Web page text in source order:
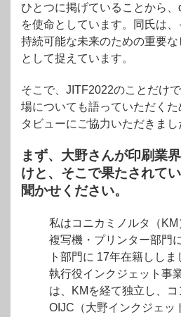
ひとつに掲げていることから
を使命としています。同氏は
持続可能な未来のための重要
として捉えています。
そこで、JITF2022のことだけ
場についても語っていただく
タビューにご協力いただきまし
まず、大野さんが印刷業
けと、そこで果たされて
聞かせください。
私はコニカミノルタ（KM
複写機・プリンター部門
ト部門に 17年在籍しし
執行役インクジェット事
は、KMを経て独立し、コ
OIJC（大野インクジェッ